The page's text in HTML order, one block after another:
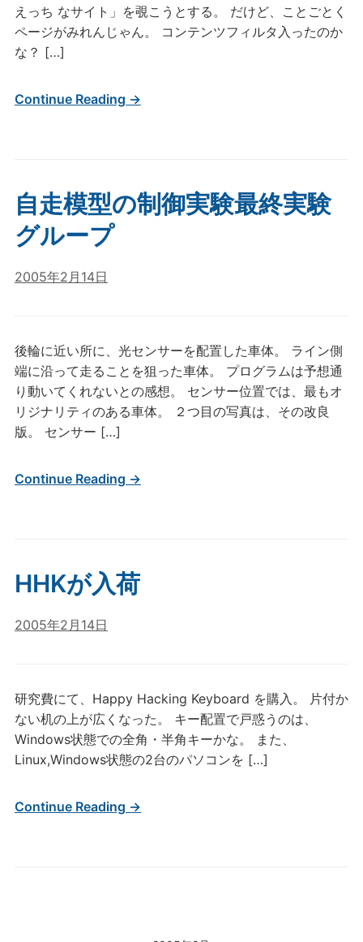
えっち なサイト」を覗こうとする。 だけど、ことごとく
ページがみれんじゃん。 コンテンツフィルタ入ったのか
な？ […]
Continue Reading →
自走模型の制御実験最終実験
グループ
2005年2月14日
後輪に近い所に、光センサーを配置した車体。 ライン側
端に沿って走ることを狙った車体。 プログラムは予想通
り動いてくれないとの感想。 センサー位置では、最もオ
リジナリティのある車体。 ２つ目の写真は、その改良
版。 センサー […]
Continue Reading →
HHKが入荷
2005年2月14日
研究費にて、Happy Hacking Keyboard を購入。 片付か
ない机の上が広くなった。 キー配置で戸惑うのは、
Windows状態での全角・半角キーかな。 また、
Linux,Windows状態の2台のパソコンを […]
Continue Reading →